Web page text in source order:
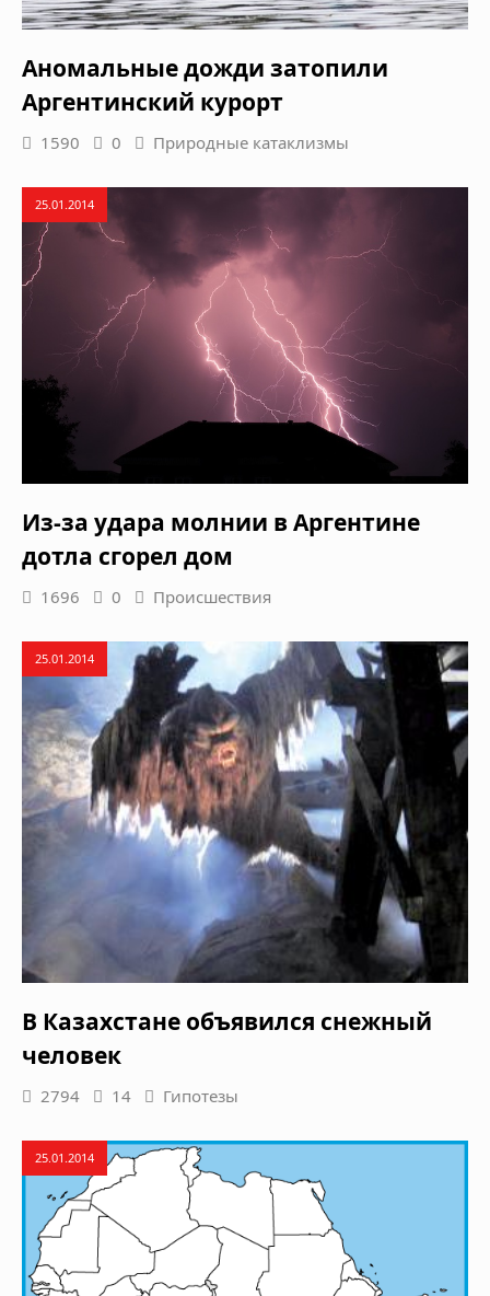
Аномальные дожди затопили
Аргентинский курорт
1590 0 Природные катаклизмы
25.01.2014
Из-за удара молнии в Аргентине
дотла сгорел дом
1696 0 Происшествия
25.01.2014
В Казахстане объявился снежный
человек
2794 14 Гипотезы
25.01.2014